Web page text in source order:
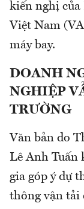
kiến nghị
Việt Nam
máy bay.
DOANH
NGHIỆP
TRƯỜNG
Văn bản do
Lê Anh Tuấn
gia góp ý dự
thông vận tải